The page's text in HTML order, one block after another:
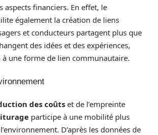
aspects financiers. En effet, le
également la création de liens
et conducteurs partagent plus que
des idées et des expériences,
une forme de lien communautaire.
des coûts et de l’empreinte
participe à une mobilité plus
D’après les données de